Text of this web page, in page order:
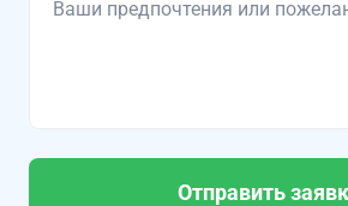
Отправить